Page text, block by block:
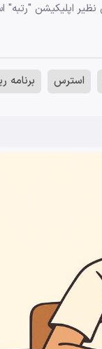
اپلیکیشن
استرس برنامه